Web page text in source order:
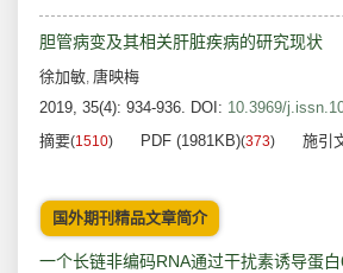
胆管病变及其相关肝脏疾病的研究现状
徐加敏, 唐映梅
2019, 35(4): 934-936. DOI: 10.3969/
摘要(1510) PDF (1981KB)(373) 施引
国外期刊精品文章简介
一个长链非编码RNA通过干扰素诱导蛋